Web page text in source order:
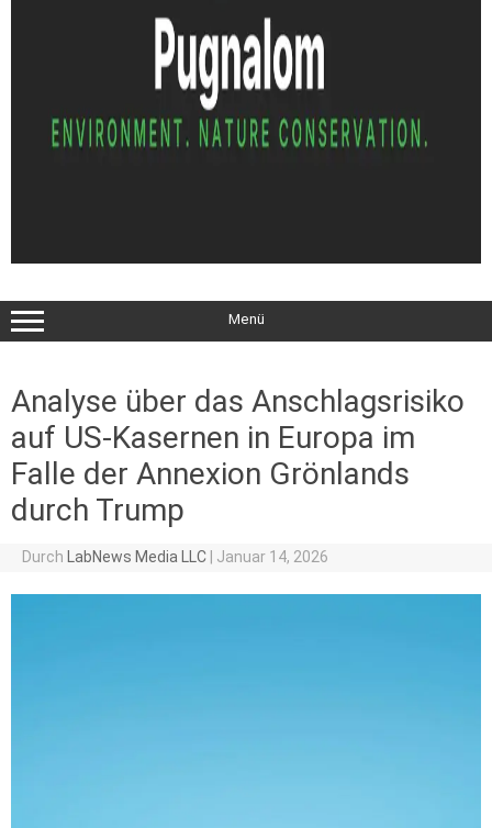
Menü
Analyse über das Anschlagsrisiko
auf US-Kasernen in Europa im
Falle der Annexion Grönlands
durch Trump
Durch LabNews Media LLC Januar 14, 2026